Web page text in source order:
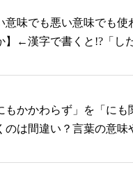
意味でも悪い意味でも使
】←漢字で書くと!?「し
もかかわらず」を「にも
のは間違い？言葉の意味